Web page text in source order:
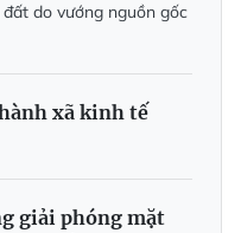
do vướng nguồn gốc
xã kinh tế
giải phóng mặt